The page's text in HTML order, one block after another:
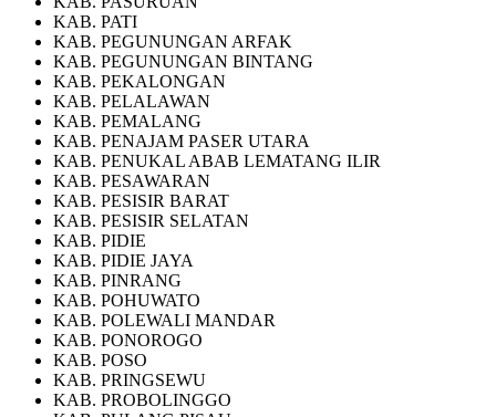
KAB. PATI
KAB. PEGUNUNGAN ARFAK
KAB. PEGUNUNGAN BINTANG
KAB. PEKALONGAN
KAB. PELALAWAN
KAB. PEMALANG
KAB. PENAJAM PASER UTARA
KAB. PENUKAL ABAB LEMATANG ILIR
KAB. PESAWARAN
KAB. PESISIR BARAT
KAB. PESISIR SELATAN
KAB. PIDIE
KAB. PIDIE JAYA
KAB. PINRANG
KAB. POHUWATO
KAB. POLEWALI MANDAR
KAB. PONOROGO
KAB. POSO
KAB. PRINGSEWU
KAB. PROBOLINGGO